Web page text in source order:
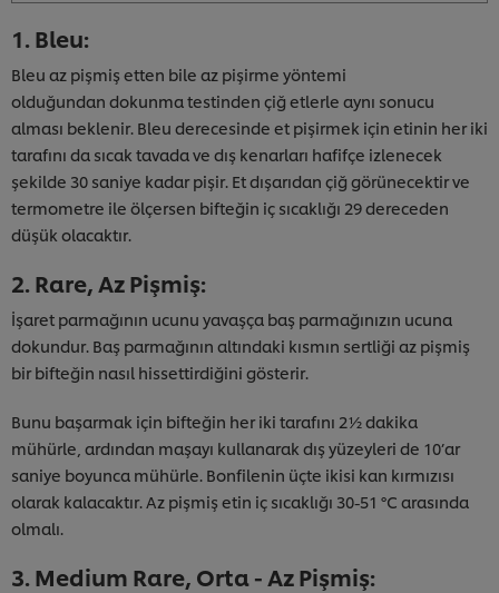
1. Bleu:
Bleu az pişmiş etten bile az pişirme yöntemi
olduğundan dokunma testinden çiğ etlerle aynı sonucu
alması beklenir. Bleu derecesinde et pişirmek için etinin her iki
tarafını da sıcak tavada ve dış kenarları hafifçe izlenecek
şekilde 30 saniye kadar pişir. Et dışarıdan çiğ görünecektir ve
termometre ile ölçersen bifteğin iç sıcaklığı 29 dereceden
düşük olacaktır.
2. Rare, Az Pişmiş:
İşaret parmağının ucunu yavaşça baş parmağınızın ucuna
dokundur. Baş parmağının altındaki kısmın sertliği az pişmiş
bir bifteğin nasıl hissettirdiğini gösterir.
Bunu başarmak için bifteğin her iki tarafını 2½ dakika
mühürle, ardından maşayı kullanarak dış yüzeyleri de 10’ar
saniye boyunca mühürle. Bonfilenin üçte ikisi kan kırmızısı
olarak kalacaktır. Az pişmiş etin iç sıcaklığı 30-51 °C arasında
olmalı.
3. Medium Rare, Orta - Az Pişmiş: